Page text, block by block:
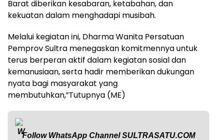
Barat diberikan kesabaran, ketabahan, dan
kekuatan dalam menghadapi musibah.
Melalui kegiatan ini, Dharma Wanita Persatuan
Pemprov Sultra menegaskan komitmennya untuk
terus berperan aktif dalam kegiatan sosial dan
kemanusiaan, serta hadir memberikan dukungan
nyata bagi masyarakat yang
membutuhkan,”Tutupnya (ME)
Follow WhatsApp ChannelSULTRASATU.COM